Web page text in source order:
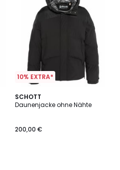
10% EXTRA*
SCHOTT
Daunenjacke ohne Nähte
200,00 €